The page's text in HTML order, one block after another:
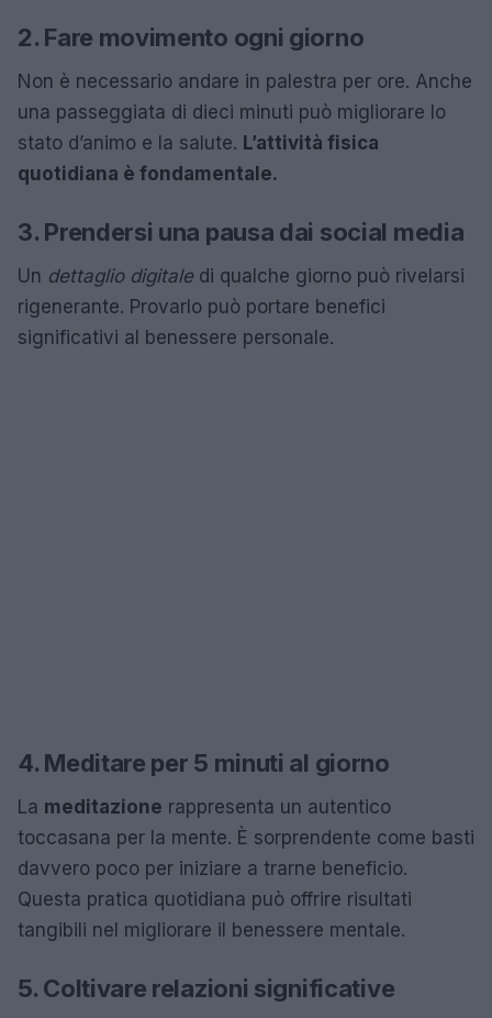
2. Fare movimento ogni giorno
Non è necessario andare in palestra per ore. Anche
una passeggiata di dieci minuti può migliorare lo
stato d’animo e la salute. L’attività fisica
quotidiana è fondamentale.
3. Prendersi una pausa dai social media
Un dettaglio digitaledi qualche giorno può rivelarsi
rigenerante. Provarlo può portare benefici
significativi al benessere personale.
4. Meditare per 5 minuti al giorno
La meditazione rappresenta un autentico
toccasana per la mente. È sorprendente come basti
davvero poco per iniziare a trarne beneficio.
Questa pratica quotidiana può offrire risultati
tangibili nel migliorare il benessere mentale.
5. Coltivare relazioni significative